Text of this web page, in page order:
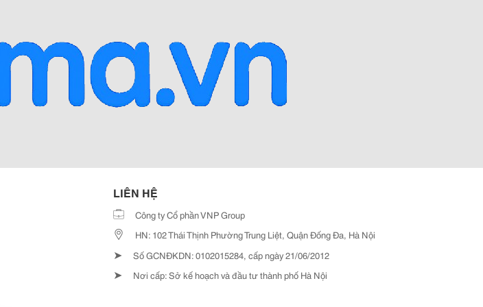
LIÊN HỆ
Công ty Cổ phần VNP Group
HN: 102 Thái Thịnh Phường Trung Liệt, Quận Đống Đa, Hà Nội
➤ Số GCNĐKDN: 0102015284, cấp ngày 21/06/2012
➤ Nơi cấp: Sở kế hoạch và đầu tư thành phố Hà Nội